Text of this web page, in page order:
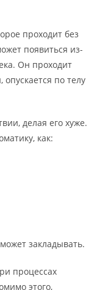
проходит без
появиться из-
Он проходит
по телу
делая его хуже.
как:
закладывать.
процессах
этого,